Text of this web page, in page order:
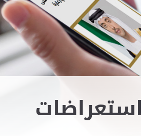
العين تحتفل بعيد الاتحاد الـ 52 باستعراضات